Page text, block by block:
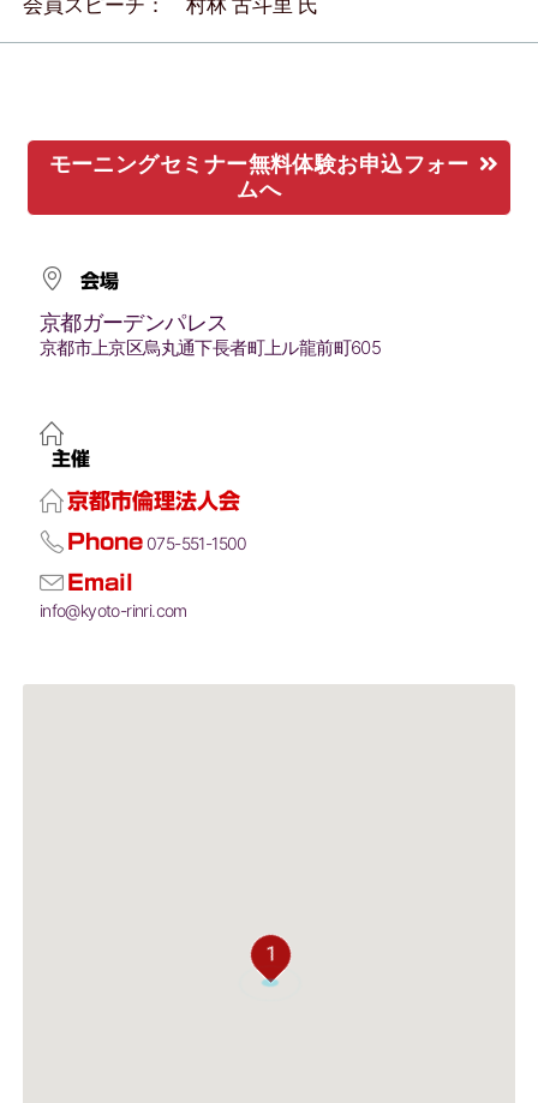
モーニングセミナー無料体験お申込フォー
ムへ
会場
京都ガーデンパレス
京都市上京区烏丸通下長者町上ル龍前町605
主催
京都市倫理法人会
Phone 075-551-1500
Email
info@kyoto-rinri.com
1